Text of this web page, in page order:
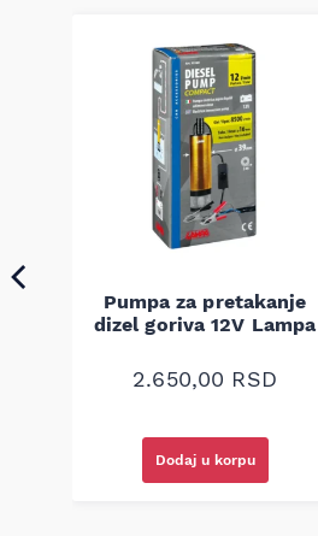
Pumpa za pretakanje
dizel goriva 12V Lampa
2.650,00 RSD
Dodaj u korpu